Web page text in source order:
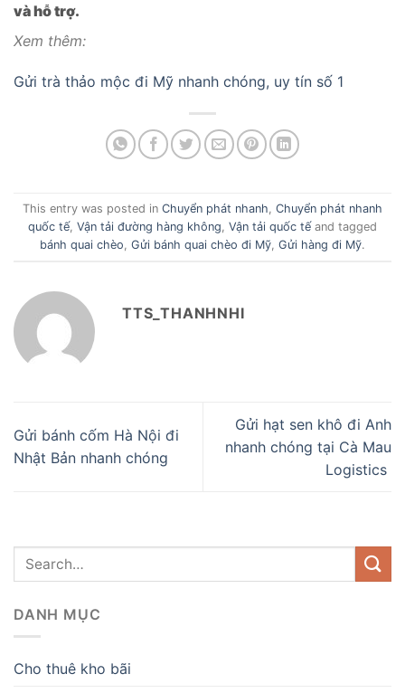
và hỗ trợ.
Xem thêm:
Gửi trà thảo mộc đi Mỹ nhanh chóng, uy tín số 1
This entry was posted in Chuyển phát nhanh Chuyển phát nhanh
quốc tế Vận tải đường hàng không Vận tải quốc tế and tagged
bánh quai chèo Gửi bánh quai chèo đi Mỹ Gửi hàng đi Mỹ.
TTS_THANHNHI
Gửi bánh cốm Hà Nội đi
Nhật Bản nhanh chóng
Gửi hạt sen khô đi Anh
nhanh chóng tại Cà Mau
Logistics
DANH MỤC
Cho thuê kho bãi